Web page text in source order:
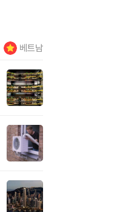
베트남